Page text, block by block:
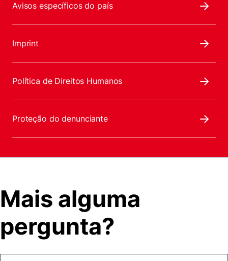
Avisos específicos do país
Imprint
Política de Direitos Humanos
Proteção do denunciante
Mais alguma
pergunta?